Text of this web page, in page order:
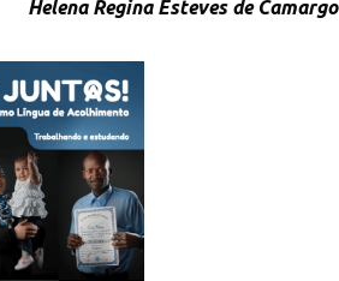
Helena Regina Esteves de Camargo